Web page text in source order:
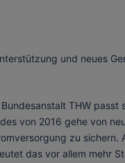
und neues
THW passt
von 2016 gehe von
zu sichern.
das vor allem mehr